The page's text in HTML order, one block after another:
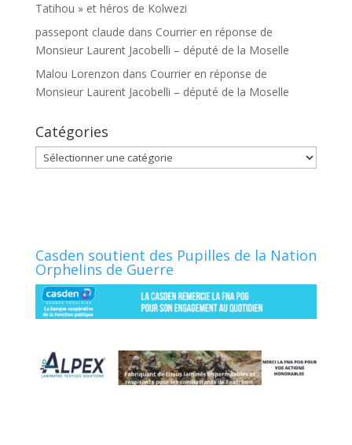
Tatihou » et héros de Kolwezi
passepont claude dans Courrier en réponse de
Monsieur Laurent Jacobelli – député de la Moselle
Malou Lorenzon dans Courrier en réponse de
Monsieur Laurent Jacobelli – député de la Moselle
Catégories
Catégories
Casden soutient des Pupilles de la Nation
Orphelins de Guerre